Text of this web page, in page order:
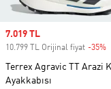
Sale price
7.019 TL
10.799 TL Orijinal fiyat -35%
Terrex Agravic TT Arazi
Ayakkabısı